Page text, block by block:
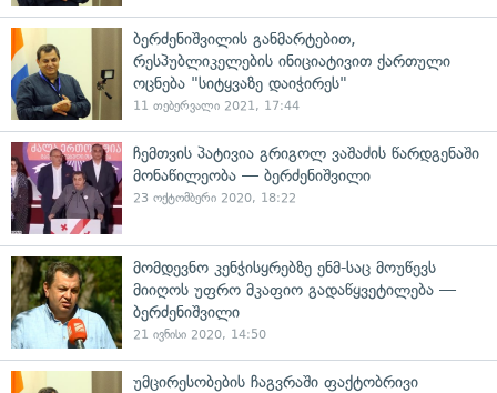
ბერძენიშვილის განმარტებით,
რესპუბლიკელების ინიციატივით ქართული
ოცნება "სიტყვაზე დაიჭირეს"
11 თებერვალი 2021, 17:44
ჩემთვის პატივია გრიგოლ ვაშაძის წარდგენაში
მონაწილეობა — ბერძენიშვილი
23 ოქტომბერი 2020, 18:22
მომდევნო კენჭისყრებზე ენმ-საც მოუწევს
მიიღოს უფრო მკაფიო გადაწყვეტილება —
ბერძენიშვილი
21 ივნისი 2020, 14:50
უმცირესობების ჩაგვრაში ფაქტობრივი